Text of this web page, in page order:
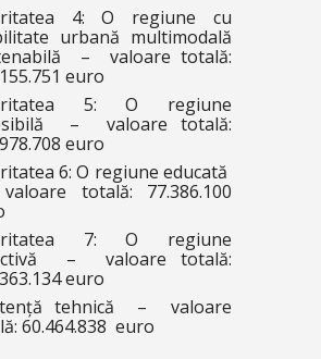
4: O regiune cu
urbană multimodală
– valoare totală:
euro
5: O regiune
– valoare totală:
euro
6: O regiune educată
totală: 77.386.100
7: O regiune
– valoare totală:
euro
tehnică – valoare
60.464.838 euro